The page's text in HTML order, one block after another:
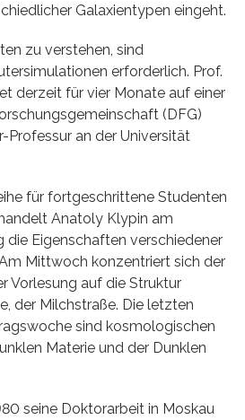
Galaxientypen eingeht.
zu verstehen, sind
erforderlich. Prof.
derzeit für vier Monate auf einer
(DFG)
an der Universität
für fortgeschrittene Studenten
Anatoly Klypin am
die Eigenschaften verschiedener
Mittwoch konzentriert sich der
Vorlesung auf die Struktur
der Milchstraße. Die letzten
sind kosmologischen
Materie und der Dunklen
seine Doktorarbeit in Moskau